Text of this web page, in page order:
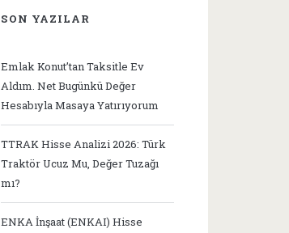
SON YAZILAR
Emlak Konut’tan Taksitle Ev
Aldım. Net Bugünkü Değer
Hesabıyla Masaya Yatırıyorum
TTRAK Hisse Analizi 2026: Türk
Traktör Ucuz Mu, Değer Tuzağı
mı?
ENKA İnşaat (ENKAI) Hisse